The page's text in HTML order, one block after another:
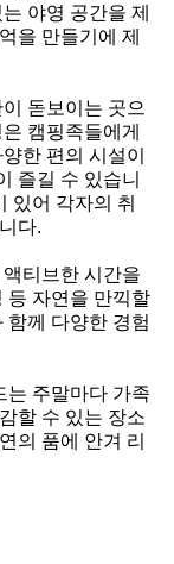
야영 공간을 제
을 만들기에 제
돋보이는 곳으
캠핑족들에게
한 편의 시설이
즐길 수 있습니
있어 각자의 취
다.
티브한 시간을
등 자연을 만끽할
함께 다양한 경험
는 주말마다 가족
할 수 있는 장소
의 품에 안겨 리